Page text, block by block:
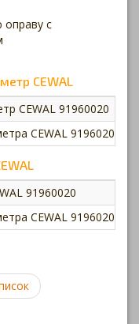
оправу с
CEWAL
CEWAL 91960020
CEWAL 91960200
91960020
CEWAL 91960200